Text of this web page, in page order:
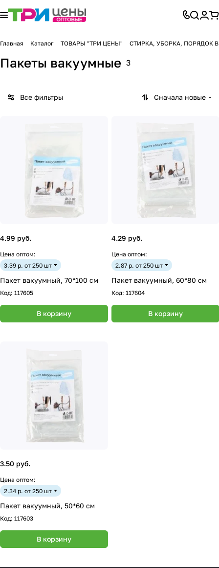
Главная Каталог ТОВАРЫ "ТРИ ЦЕНЫ" СТИРКА, УБОРКА, ПОРЯДОК
Пакеты вакуумные 3
Все фильтры Сначала новые
4.99 руб.
Цена оптом:
3.39 р. от 250 шт
Пакет вакуумный, 70*100 см
Код: 117605
В корзину
4.29 руб.
Цена оптом:
2.87 р. от 250 шт
Пакет вакуумный, 60*80 см
Код: 117604
В корзину
3.50 руб.
Цена оптом:
2.34 р. от 250 шт
Пакет вакуумный, 50*60 см
Код: 117603
В корзину